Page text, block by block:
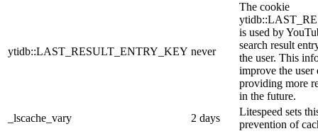
ytidb::LAST_RESULT_ENTRY_KEY never
The cookie
is used by
search result
the user. This
improve the user
providing more
in the future.
_lscache_vary
2 days
Litespeed sets
prevention of